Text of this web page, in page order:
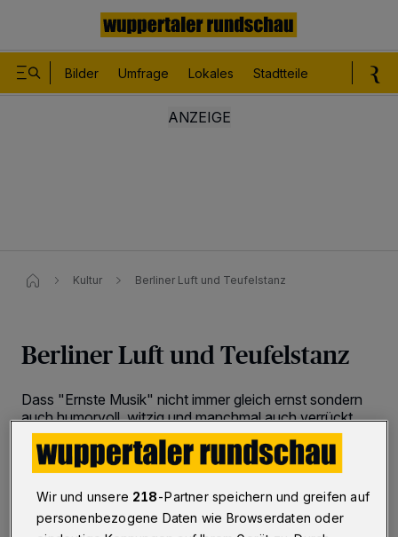
Bilder Umfrage Lokales Stadtteile
Kultur Berliner Luft und Teufelstanz
Berliner Luft und Teufelstanz
Dass "Ernste Musik" nicht immer gleich ernst sondern
auch humorvoll, witzig und manchmal auch verrückt
und skurril sein kann, zeigt das traditionelle
Rosenmontagskonzert (16. Februar 2015) ab 19.30
Uhr im Opernhaus.
Wir und unsere 218-Partner speichern und greifen auf
personenbezogene Daten wie Browserdaten oder